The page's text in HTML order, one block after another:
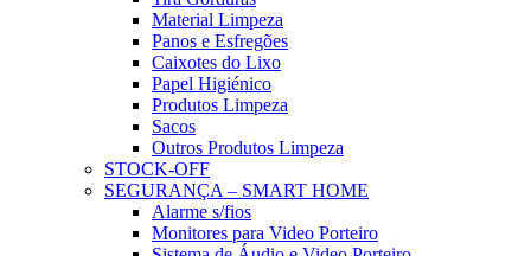
Material Limpeza
Panos e Esfregões
Caixotes do Lixo
Papel Higiénico
Produtos Limpeza
Sacos
Outros Produtos Limpeza
STOCK-OFF
SEGURANÇA – SMART HOME
Alarme s/fios
Monitores para Video Porteiro